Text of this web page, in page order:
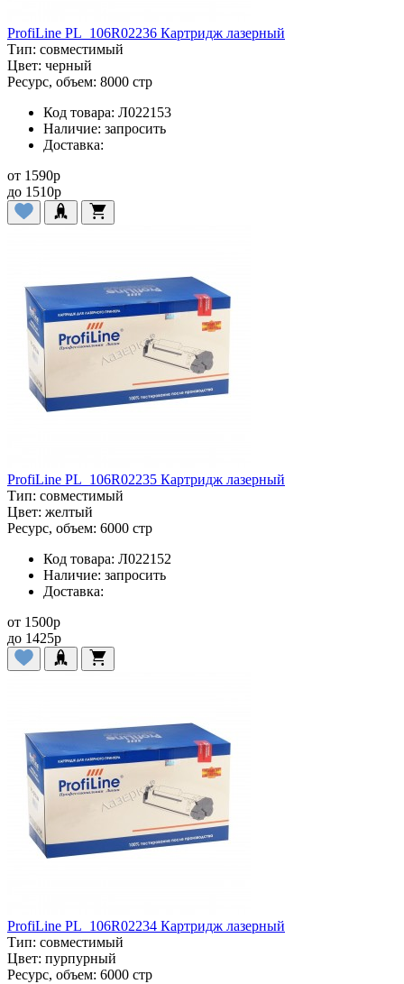
ProfiLine PL_106R02236 Картридж лазерный
Тип: совместимый
Цвет: черный
Ресурс, объем: 8000 стр
Код товара: Л022153
Наличие: запросить
Доставка:
от 1590p
до 1510p
ProfiLine PL_106R02235 Картридж лазерный
Тип: совместимый
Цвет: желтый
Ресурс, объем: 6000 стр
Код товара: Л022152
Наличие: запросить
Доставка:
от 1500p
до 1425p
ProfiLine PL_106R02234 Картридж лазерный
Тип: совместимый
Цвет: пурпурный
Ресурс, объем: 6000 стр